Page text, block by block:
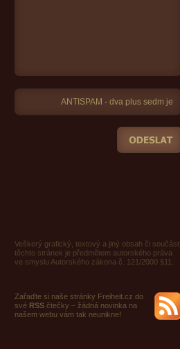
Veškerý grafický, textový a jiný obsah či součást
těchto stránek je předmětem autorského práva
ve smyslu Autorského zákona č. 121/2000 §11.
Zařaďte si naše stránky Freiheit.cz do
své RSS čtečky – žádná novinka na
našem webu vám tak neunikne!